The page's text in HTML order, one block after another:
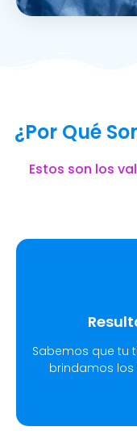
¿Por Qué
Estos son los
Sabemos que tu
brindamos